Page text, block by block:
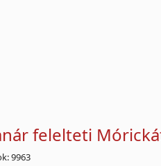
felelteti
9963